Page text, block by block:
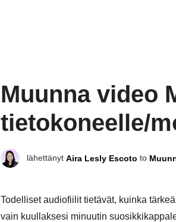
Muunna video
tietokoneelle/
lähettänyt Aira Lesly Escoto to
Todelliset audiofiilit tietävät, kuinka
vain kuullaksesi minuutin